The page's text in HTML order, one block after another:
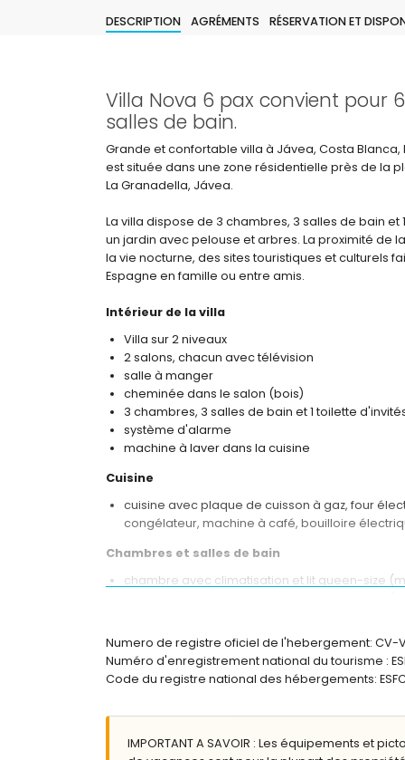
DESCRIPTION AGRÉMENTS RÉSERVATION ET
Villa Nova 6 pax convient pour
salles de bain.
Grande et confortable villa à Jávea, Costa
est située dans une zone résidentielle près de la
La Granadella, Jávea.
La villa dispose de 3 chambres, 3 salles de bain
un jardin avec pelouse et arbres. La proximité de
la vie nocturne, des sites touristiques et culturels
Espagne en famille ou entre amis.
Intérieur de la villa
Villa sur 2 niveaux
2 salons, chacun avec télévision
salle à manger
cheminée dans le salon (bois)
3 chambres, 3 salles de bain et 1 toilette
système d'alarme
machine à laver dans la cuisine
Cuisine
cuisine avec plaque de cuisson à gaz, four
congélateur, machine à café, bouilloire
Chambres et salles de bain
chambre avec climatisation et lit queen-size
2 salles de bain en suite, chacune avec
salle de bain avec lavabo simple, douche et
Extérieur de la villa
jardin avec pelouse, arbres et mobilier de
Numero de registre oficiel de l'hebergement: CV-
Numéro d'enregistrement national du tourisme :
Code du registre national des hébergements:
IMPORTANT A SAVOIR : Les équipements et